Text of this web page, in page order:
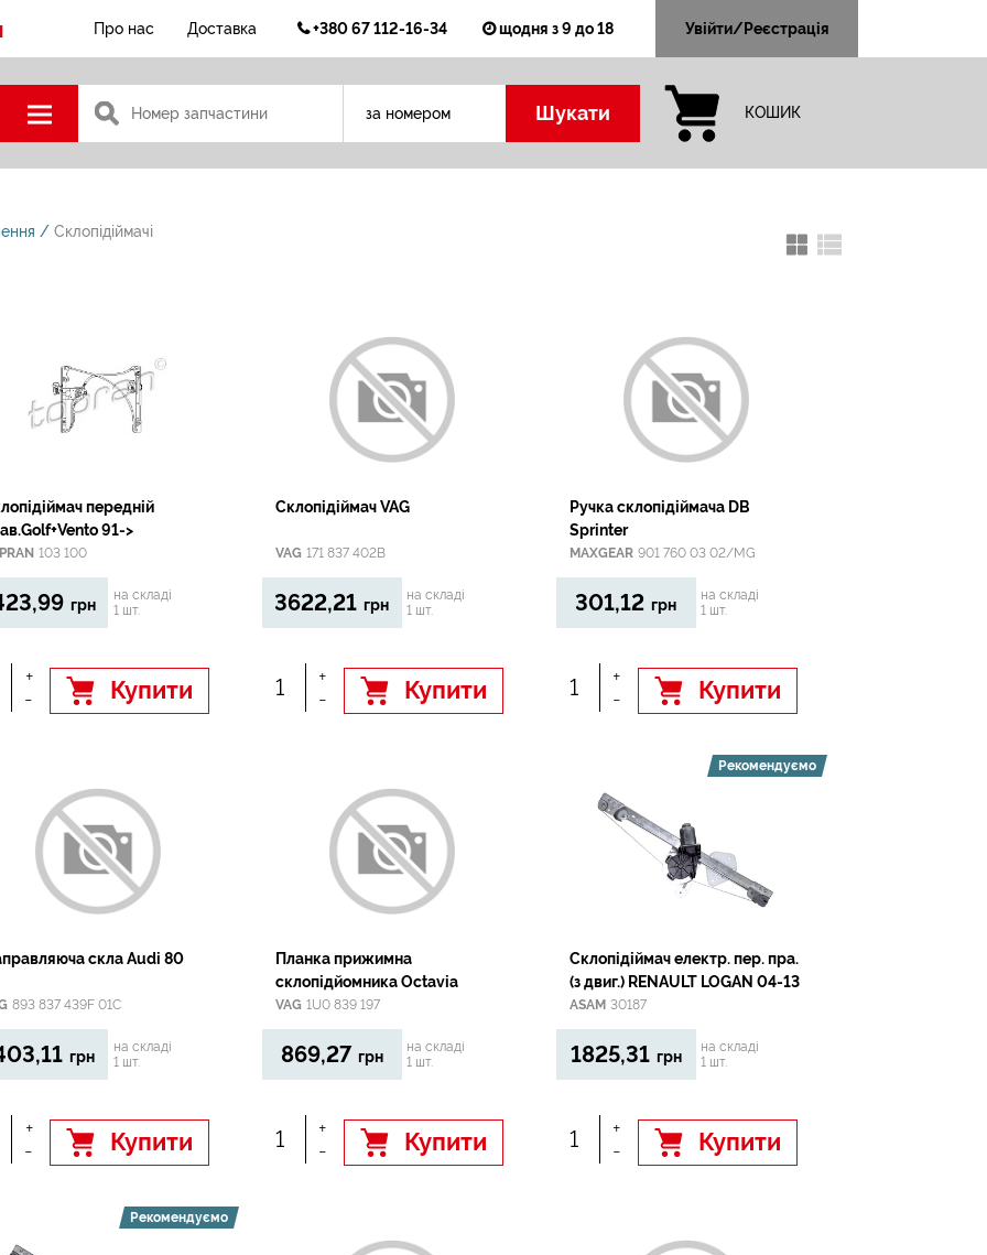
Про нас Доставка +380 67 112-16-34 щодня з 9 до 18 Увійти/Реєстрація
за номером Шукати КОШИК
Склопідіймачі
передній
91->
103 100
грн
на складі
1 шт.
+
-
Купити
Склопідіймач VAG
VAG 171 837 402B
3622,21 грн
на складі
1 шт.
+
-
Купити
Ручка склопідіймача DB
Sprinter
MAXGEAR 901 760 03 02/MG
301,12 грн
на складі
1 шт.
+
-
Купити
скла Audi 80
893 837 439F 01C
грн
на складі
1 шт.
+
-
Купити
Планка прижимна
склопідйомника Octavia
VAG 1U0 839 197
869,27 грн
на складі
1 шт.
+
-
Купити
Рекомендуємо
Склопідіймач електр. пер. пра.
(з двиг.) RENAULT LOGAN 04-13
ASAM 30187
1825,31 грн
на складі
1 шт.
+
-
Купити
Рекомендуємо